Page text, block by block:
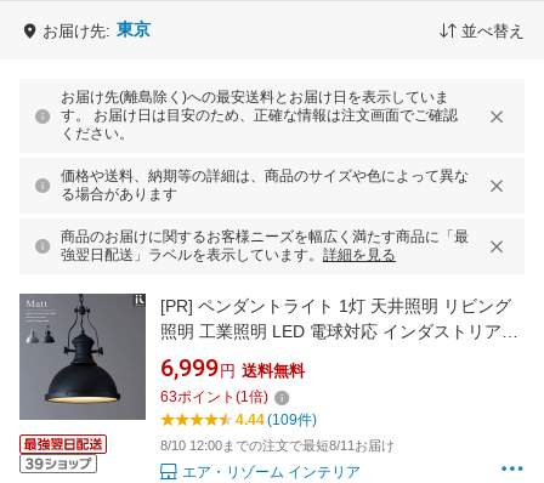
お届け先: 東京 並べ替え
お届け先(離島除く)への最安送料とお届け日を表示していま
す。 お届け日は目安のため、正確な情報は注文画面でご確認
ください。
価格や送料、納期等の詳細は、商品のサイズや色によって異な
る場合があります
商品のお届けに関するお客様ニーズを幅広く満たす商品に「最
強翌日配送」ラベルを表示しています。 詳細を見る
[PR] ペンダントライト 1灯 天井照明 リビング
照明 工業照明 LED 電球対応 インダストリアル
照明器具 おしゃれ 西海岸 ヴィンテージ 人気 6
畳 スチール リビング用 居間用 寝室 照明 ダイ
ニング用 食卓用 Matt〔マット〕
6,999 円 送料無料
63ポイント (1倍)
4.44(109件)
8/10 12:00までの注文で最短8/11お届け
エア・リゾーム インテリア